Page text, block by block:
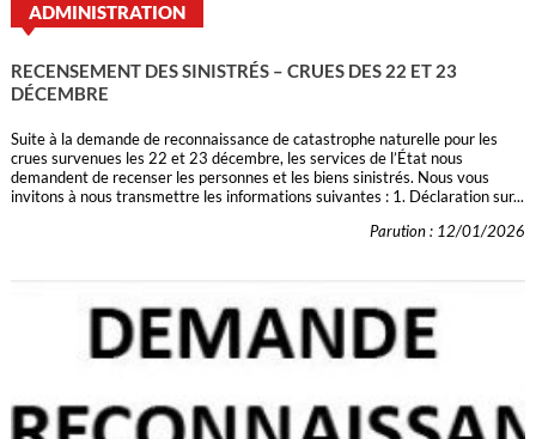
ADMINISTRATION
RECENSEMENT DES SINISTRÉS – CRUES DES 22 ET 23
DÉCEMBRE
Suite à la demande de reconnaissance de catastrophe naturelle pour les
crues survenues les 22 et 23 décembre, les services de l’État nous
demandent de recenser les personnes et les biens sinistrés. Nous vous
invitons à nous transmettre les informations suivantes : 1. Déclaration sur...
Parution : 12/01/2026